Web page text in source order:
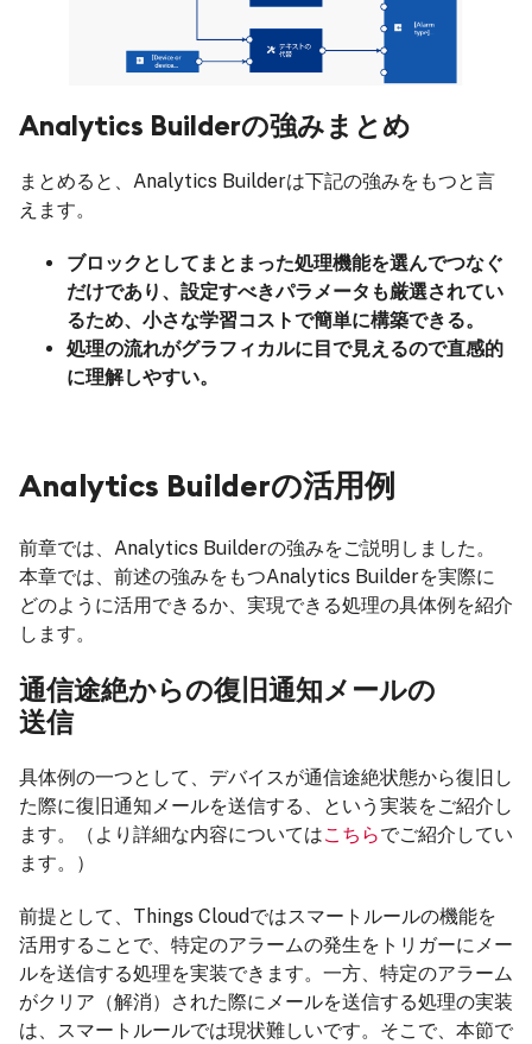
Analytics Builderの強みまとめ
まとめると、Analytics Builderは下記の強みをもつと言
えます。
ブロックとしてまとまった処理機能を選んでつなぐ
だけであり、設定すべきパラメータも厳選されてい
るため、小さな学習コストで簡単に構築できる。
処理の流れがグラフィカルに目で見えるので直感的
に理解しやすい。
Analytics Builderの活用例
前章では、Analytics Builderの強みをご説明しました。
本章では、前述の強みをもつAnalytics Builderを実際に
どのように活用できるか、実現できる処理の具体例を紹介
します。
通信途絶からの復旧通知メールの
送信
具体例の一つとして、デバイスが通信途絶状態から復旧し
た際に復旧通知メールを送信する、という実装をご紹介し
ます。（より詳細な内容についてはこちらでご紹介してい
ます。）
前提として、Things Cloudではスマートルールの機能を
活用することで、特定のアラームの発生をトリガーにメー
ルを送信する処理を実装できます。一方、特定のアラーム
がクリア（解消）された際にメールを送信する処理の実装
は、スマートルールでは現状難しいです。そこで、本節で